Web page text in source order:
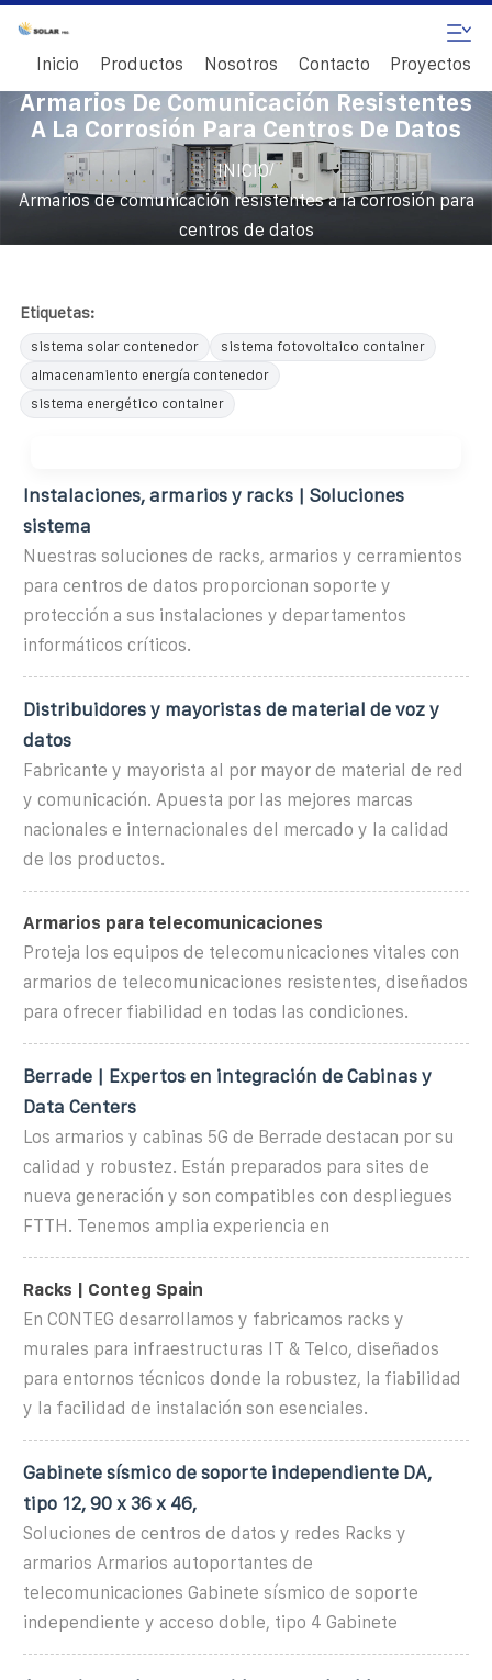
Inicio Productos Nosotros Contacto Proyectos
Armarios De Comunicación Resistentes
A La Corrosión Para Centros De Datos
INICIO/
Armarios de comunicación resistentes a la corrosión para
centros de datos
Etiquetas:
sistema solar contenedor
sistema fotovoltaico container
almacenamiento energía contenedor
sistema energético container
Instalaciones, armarios y racks | Soluciones
sistema
Nuestras soluciones de racks, armarios y cerramientos
para centros de datos proporcionan soporte y
protección a sus instalaciones y departamentos
informáticos críticos.
Distribuidores y mayoristas de material de voz y
datos
Fabricante y mayorista al por mayor de material de red
y comunicación. Apuesta por las mejores marcas
nacionales e internacionales del mercado y la calidad
de los productos.
Armarios para telecomunicaciones
Proteja los equipos de telecomunicaciones vitales con
armarios de telecomunicaciones resistentes, diseñados
para ofrecer fiabilidad en todas las condiciones.
Berrade | Expertos en integración de Cabinas y
Data Centers
Los armarios y cabinas 5G de Berrade destacan por su
calidad y robustez. Están preparados para sites de
nueva generación y son compatibles con despliegues
FTTH. Tenemos amplia experiencia en
Racks | Conteg Spain
En CONTEG desarrollamos y fabricamos racks y
murales para infraestructuras IT & Telco, diseñados
para entornos técnicos donde la robustez, la fiabilidad
y la facilidad de instalación son esenciales.
Gabinete sísmico de soporte independiente DA,
tipo 12, 90 x 36 x 46,
Soluciones de centros de datos y redes Racks y
armarios Armarios autoportantes de
telecomunicaciones Gabinete sísmico de soporte
independiente y acceso doble, tipo 4 Gabinete